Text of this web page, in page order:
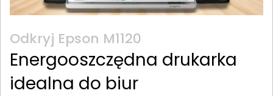
Odkryj Epson M1120
Energooszczędna drukarka
idealna do biur